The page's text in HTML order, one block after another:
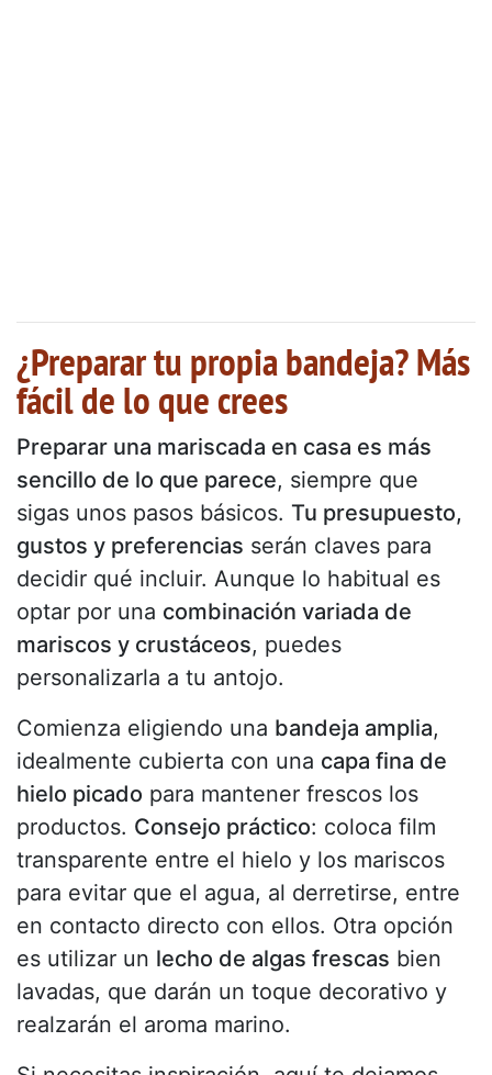
¿Preparar tu propia bandeja? Más
fácil de lo que crees
Preparar una mariscada en casa es más
sencillo de lo que parece, siempre que
sigas unos pasos básicos. Tu presupuesto,
gustos y preferencias serán claves para
decidir qué incluir. Aunque lo habitual es
optar por una combinación variada de
mariscos y crustáceos, puedes
personalizarla a tu antojo.
Comienza eligiendo una bandeja amplia,
idealmente cubierta con una capa fina de
hielo picado para mantener frescos los
productos. Consejo práctico: coloca film
transparente entre el hielo y los mariscos
para evitar que el agua, al derretirse, entre
en contacto directo con ellos. Otra opción
es utilizar un lecho de algas frescas bien
lavadas, que darán un toque decorativo y
realzarán el aroma marino.